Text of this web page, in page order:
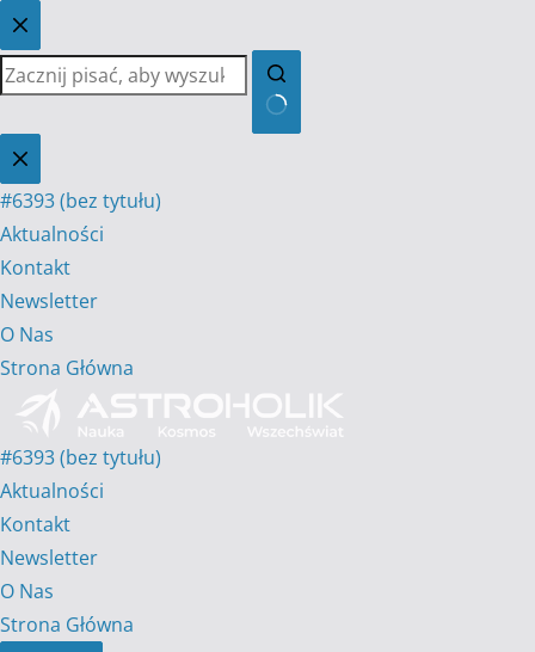
Przejdź
do
treści
Brak
wyników
#6393 (bez tytułu)
Aktualności
Kontakt
Newsletter
O Nas
Strona Główna
#6393 (bez tytułu)
Aktualności
Kontakt
Newsletter
O Nas
Strona Główna